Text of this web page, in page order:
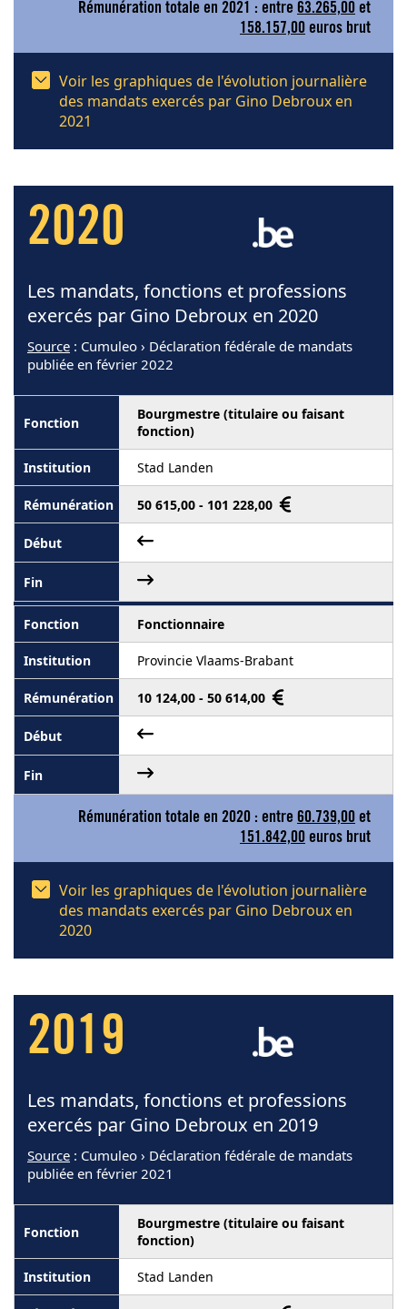
Rémunération totale en 2021 : entre 63.265,00 et
158.157,00 euros brut
Voir les graphiques de l'évolution journalière
des mandats exercés par Gino Debroux en
2021
2020
Les mandats, fonctions et professions
exercés par Gino Debroux en 2020
Source : Cumuleo › Déclaration fédérale de mandats
publiée en février 2022
Bourgmestre (titulaire ou faisant
fonction)
Stad Landen
50 615,00 - 101 228,00
Fonctionnaire
Provincie Vlaams-Brabant
10 124,00 - 50 614,00
Rémunération totale en 2020 : entre 60.739,00 et
151.842,00 euros brut
Voir les graphiques de l'évolution journalière
des mandats exercés par Gino Debroux en
2020
2019
Les mandats, fonctions et professions
exercés par Gino Debroux en 2019
Source : Cumuleo › Déclaration fédérale de mandats
publiée en février 2021
Bourgmestre (titulaire ou faisant
fonction)
Stad Landen